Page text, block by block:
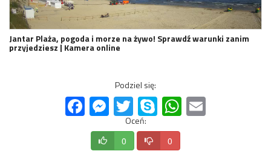
Jantar Plaża, pogoda i morze na żywo! Sprawdź warunki zanim
przyjedziesz | Kamera online
Podziel się:
FacebookMessenger
Twitter Skype WhatsApp
Oceń:
0 0